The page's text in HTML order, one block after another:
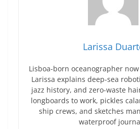
Larissa
Lisboa-born oceanographer
Larissa explains deep-sea
jazz history, and zero-waste
longboards to work, pickles
ship crews, and sketches
waterproof